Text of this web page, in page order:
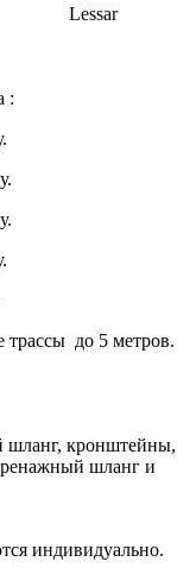
Lessar
:
трассы до 5 метров.
шланг, кронштейны,
шланг и
индивидуально.